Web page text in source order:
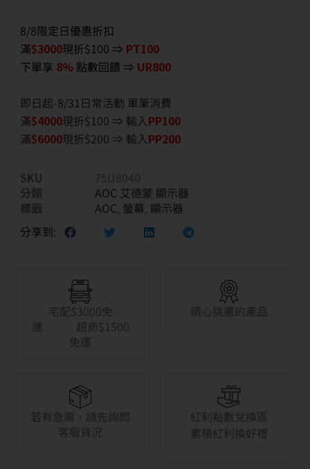
8/8限定日優惠折扣
滿$3000現折$100 ⇒ PT100
下單享 8% 點數回饋 ⇒ UR800
即日起-8/31日常活動 單筆消費
滿$4000現折$100 ⇒ 輸入PP100
滿$6000現折$200 ⇒ 輸入PP200
SKU
75U8040
分類
AOC 艾德蒙 顯示器
標籤
AOC, 螢幕, 顯示器
分享到:
宅配$3000免
運 超商$1500
免運
精心挑選的產品
若有急需，請先詢問
客服貨況
紅利點數兌換區
累積紅利換好禮